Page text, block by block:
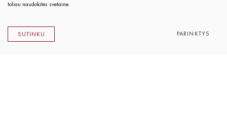
toliau naudokitės svetaine.
SUTINKU PARINKTYS